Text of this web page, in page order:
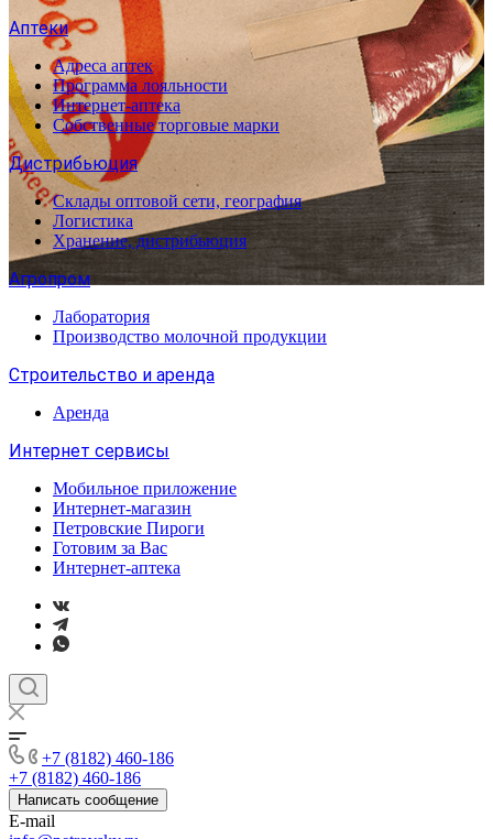
Аптеки
Адреса аптек
Программа лояльности
Интернет-аптека
Собственные торговые марки
Дистрибьюция
Склады оптовой сети, география
Логистика
Хранение, дистрибьюция
Агропром
Лаборатория
Производство молочной продукции
Строительство и аренда
Аренда
Интернет сервисы
Мобильное приложение
Интернет-магазин
Петровские Пироги
Готовим за Вас
Интернет-аптека
+7 (8182) 460-186
+7 (8182) 460-186
Написать сообщение
E-mail